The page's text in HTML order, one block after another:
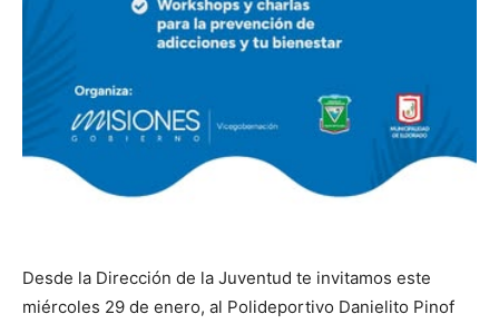
Desde la Dirección de la Juventud te invitamos este
miércoles 29 de enero, al Polideportivo Danielito Pinof